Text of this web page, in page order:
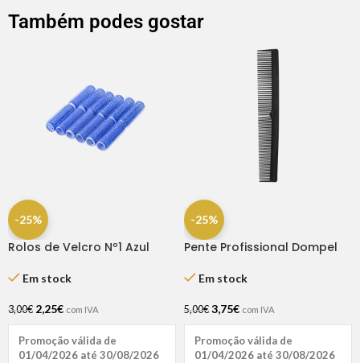
Também podes gostar
-25%
Rolos de Velcro Nº1 Azul
Dompel
Em stock
3,00€ 2,25€ com IVA
Promoção válida de
01/04/2026 até 30/08/2026
-25%
Pente Profissional Dompel
Em stock
5,00€ 3,75€ com IVA
Promoção válida de
01/04/2026 até 30/08/2026